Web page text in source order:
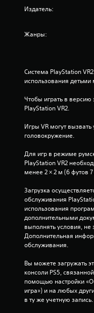
Издатель:
Жанры:
Система PlayStation
использования детьми
Чтобы играть в версию
PlayStation VR2.
Игры VR могут вызвать
головокружение.
Для игр в режиме
PlayStation VR2
менее 2 × 2 м (6 футов
Загрузка
обслуживания
использования
дополнительными
выполнять условия,
Дополнительная
обслуживания.
Вы можете загружать
консоли PS5,
помощью настройки
игра») и на любых
в ту же учетную запись.